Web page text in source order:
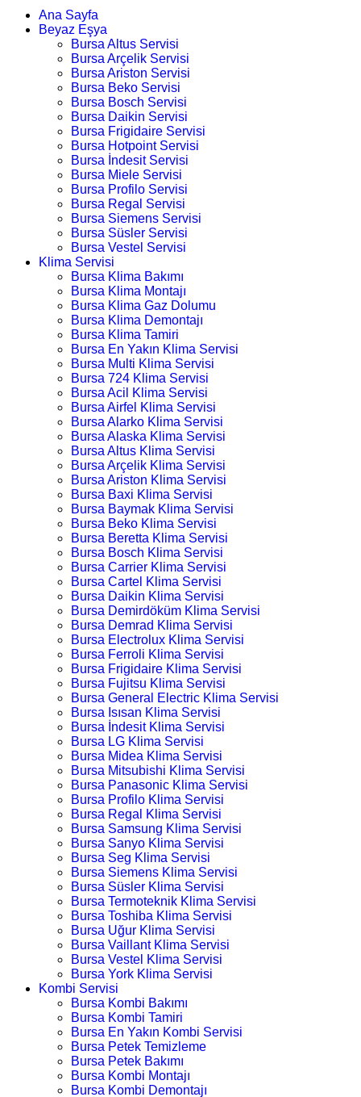
Ana Sayfa
Beyaz Eşya
Bursa Altus Servisi
Bursa Arçelik Servisi
Bursa Ariston Servisi
Bursa Beko Servisi
Bursa Bosch Servisi
Bursa Daikin Servisi
Bursa Frigidaire Servisi
Bursa Hotpoint Servisi
Bursa İndesit Servisi
Bursa Miele Servisi
Bursa Profilo Servisi
Bursa Regal Servisi
Bursa Siemens Servisi
Bursa Süsler Servisi
Bursa Vestel Servisi
Klima Servisi
Bursa Klima Bakımı
Bursa Klima Montajı
Bursa Klima Gaz Dolumu
Bursa Klima Demontajı
Bursa Klima Tamiri
Bursa En Yakın Klima Servisi
Bursa Multi Klima Servisi
Bursa 724 Klima Servisi
Bursa Acil Klima Servisi
Bursa Airfel Klima Servisi
Bursa Alarko Klima Servisi
Bursa Alaska Klima Servisi
Bursa Altus Klima Servisi
Bursa Arçelik Klima Servisi
Bursa Ariston Klima Servisi
Bursa Baxi Klima Servisi
Bursa Baymak Klima Servisi
Bursa Beko Klima Servisi
Bursa Beretta Klima Servisi
Bursa Bosch Klima Servisi
Bursa Carrier Klima Servisi
Bursa Cartel Klima Servisi
Bursa Daikin Klima Servisi
Bursa Demirdöküm Klima Servisi
Bursa Demrad Klima Servisi
Bursa Electrolux Klima Servisi
Bursa Ferroli Klima Servisi
Bursa Frigidaire Klima Servisi
Bursa Fujitsu Klima Servisi
Bursa General Electric Klima Servisi
Bursa Isısan Klima Servisi
Bursa İndesit Klima Servisi
Bursa LG Klima Servisi
Bursa Midea Klima Servisi
Bursa Mitsubishi Klima Servisi
Bursa Panasonic Klima Servisi
Bursa Profilo Klima Servisi
Bursa Regal Klima Servisi
Bursa Samsung Klima Servisi
Bursa Sanyo Klima Servisi
Bursa Seg Klima Servisi
Bursa Siemens Klima Servisi
Bursa Süsler Klima Servisi
Bursa Termoteknik Klima Servisi
Bursa Toshiba Klima Servisi
Bursa Uğur Klima Servisi
Bursa Vaillant Klima Servisi
Bursa Vestel Klima Servisi
Bursa York Klima Servisi
Kombi Servisi
Bursa Kombi Bakımı
Bursa Kombi Tamiri
Bursa En Yakın Kombi Servisi
Bursa Petek Temizleme
Bursa Petek Bakımı
Bursa Kombi Montajı
Bursa Kombi Demontajı